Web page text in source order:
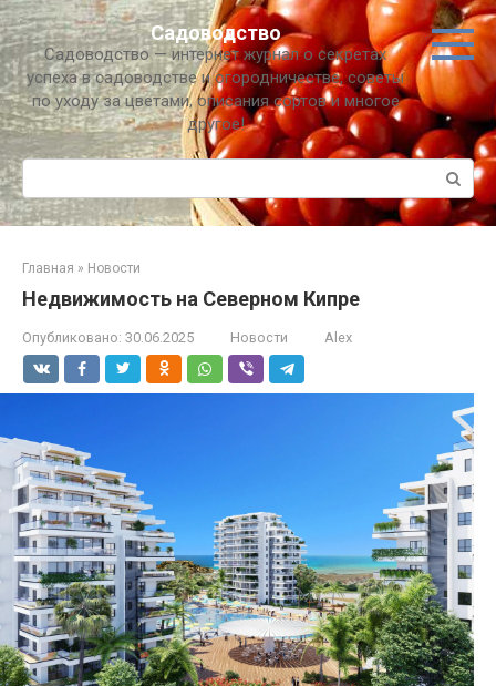
Перейти
к
контенту
Садоводство
Садоводство — интернет журнал о секретах
успеха в садоводстве и огородничестве, советы
по уходу за цветами, описания сортов и многое
другое!
Поиск:
Главная » Новости
Недвижимость на Северном Кипре
Опубликовано: 30.06.2025 Новости Alex